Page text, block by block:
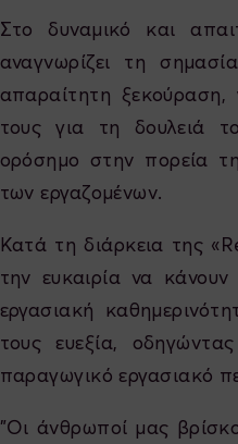
Στο δυναμικό και
αναγνωρίζει τη
απαραίτητη ξεκούραση,
τους για τη δουλειά
ορόσημο στην πορεία
των εργαζομένων.
Κατά τη διάρκεια της
την ευκαιρία να
εργασιακή
τους ευεξία,
παραγωγικό εργασιακό
"Οι άνθρωποί μας